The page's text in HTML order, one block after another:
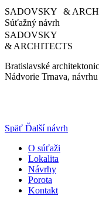
SADOVSKY &
Súťažný návrh
SADOVSKY
& ARCHITECTS
Bratislavské
Nádvorie Trnava,
Späť Ďalší návrh
O súťaži
Lokalita
Návrhy
Porota
Kontakt